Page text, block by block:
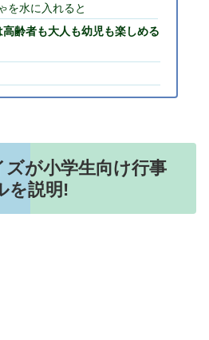
を水に入れると
齢者も大人も幼児も楽しめる
が小学生向け行事
を説明!